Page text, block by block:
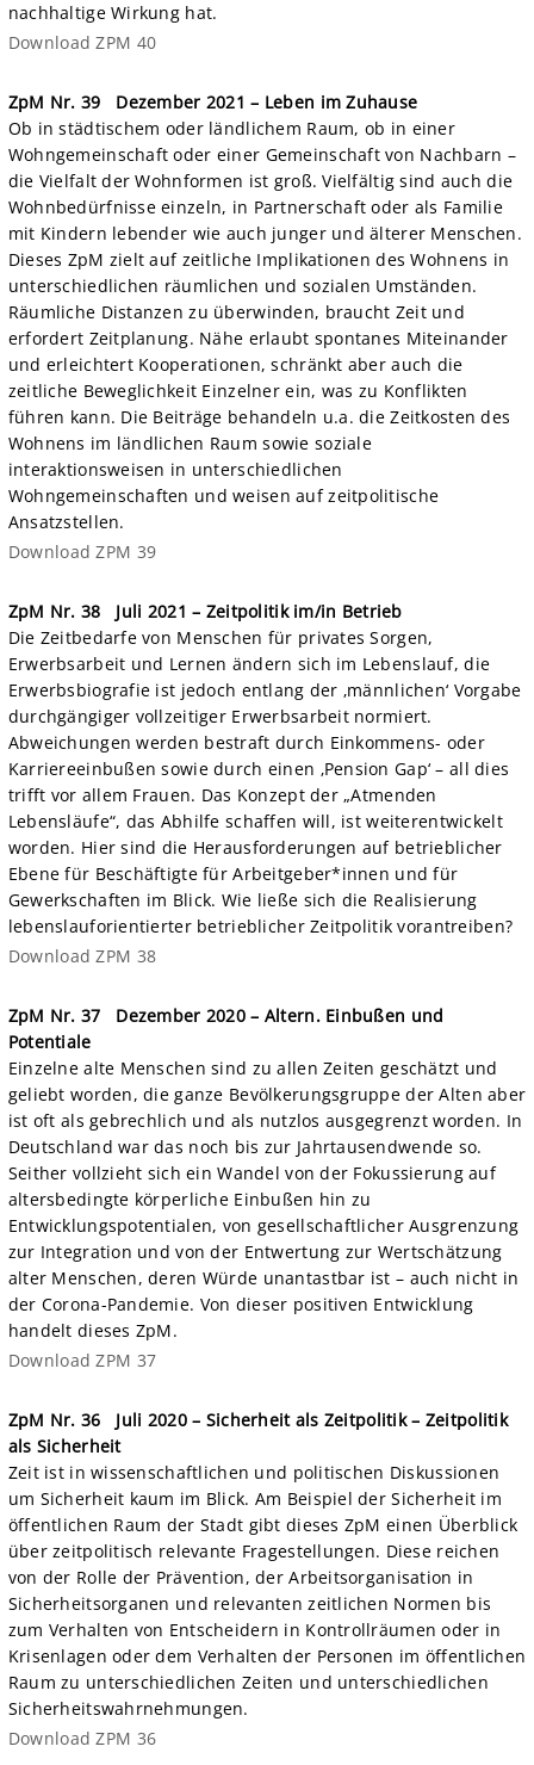
nachhaltige Wirkung hat.
Download ZPM 40
ZpM Nr. 39
Dezember 2021 – Leben im Zuhause
Ob in städtischem oder ländlichem Raum, ob in einer
Wohngemeinschaft oder einer Gemeinschaft von Nachbarn –
die Vielfalt der Wohnformen ist groß. Vielfältig sind auch die
Wohnbedürfnisse einzeln, in Partnerschaft oder als Familie
mit Kindern lebender wie auch junger und älterer Menschen.
Dieses ZpM zielt auf zeitliche Implikationen des Wohnens in
unterschiedlichen räumlichen und sozialen Umständen.
Räumliche Distanzen zu überwinden, braucht Zeit und
erfordert Zeitplanung. Nähe erlaubt spontanes Miteinander
und erleichtert Kooperationen, schränkt aber auch die
zeitliche Beweglichkeit Einzelner ein, was zu Konflikten
führen kann. Die Beiträge behandeln u.a. die Zeitkosten des
Wohnens im ländlichen Raum sowie soziale
interaktionsweisen in unterschiedlichen
Wohngemeinschaften und weisen auf zeitpolitische
Ansatzstellen.
Download ZPM 39
ZpM Nr. 38
Juli 2021 – Zeitpolitik im/in Betrieb
Die Zeitbedarfe von Menschen für privates Sorgen,
Erwerbsarbeit und Lernen ändern sich im Lebenslauf, die
Erwerbsbiografie ist jedoch entlang der ‚männlichen‘ Vorgabe
durchgängiger vollzeitiger Erwerbsarbeit normiert.
Abweichungen werden bestraft durch Einkommens- oder
Karriereeinbußen sowie durch einen ‚Pension Gap‘ – all dies
trifft vor allem Frauen. Das Konzept der „Atmenden
Lebensläufe“, das Abhilfe schaffen will, ist weiterentwickelt
worden. Hier sind die Herausforderungen auf betrieblicher
Ebene für Beschäftigte für Arbeitgeber*innen und für
Gewerkschaften im Blick. Wie ließe sich die Realisierung
lebenslauforientierter betrieblicher Zeitpolitik vorantreiben?
Download ZPM 38
ZpM Nr. 37
Dezember 2020 – Altern. Einbußen und
Potentiale
Einzelne alte Menschen sind zu allen Zeiten geschätzt und
geliebt worden, die ganze Bevölkerungsgruppe der Alten aber
ist oft als gebrechlich und als nutzlos ausgegrenzt worden. In
Deutschland war das noch bis zur Jahrtausendwende so.
Seither vollzieht sich ein Wandel von der Fokussierung auf
altersbedingte körperliche Einbußen hin zu
Entwicklungspotentialen, von gesellschaftlicher Ausgrenzung
zur Integration und von der Entwertung zur Wertschätzung
alter Menschen, deren Würde unantastbar ist – auch nicht in
der Corona-Pandemie. Von dieser positiven Entwicklung
handelt dieses ZpM.
Download ZPM 37
ZpM Nr. 36
Juli 2020 – Sicherheit als Zeitpolitik – Zeitpolitik
als Sicherheit
Zeit ist in wissenschaftlichen und politischen Diskussionen
um Sicherheit kaum im Blick. Am Beispiel der Sicherheit im
öffentlichen Raum der Stadt gibt dieses ZpM einen Überblick
über zeitpolitisch relevante Fragestellungen. Diese reichen
von der Rolle der Prävention, der Arbeitsorganisation in
Sicherheitsorganen und relevanten zeitlichen Normen bis
zum Verhalten von Entscheidern in Kontrollräumen oder in
Krisenlagen oder dem Verhalten der Personen im öffentlichen
Raum zu unterschiedlichen Zeiten und unterschiedlichen
Sicherheitswahrnehmungen.
Download ZPM 36